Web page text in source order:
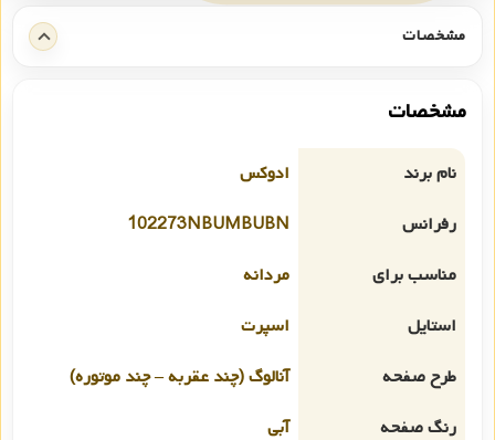
مشخصات
مشخصات
نام برند
ادوکس
رفرانس
102273NBUMBUBN
مناسب برای
مردانه
استایل
اسپرت
طرح صفحه
آنالوگ (چند عقربه – چند موتوره)
رنگ صفحه
آبی